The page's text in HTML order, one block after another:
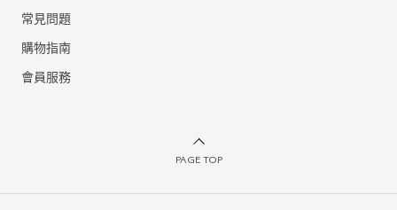
常見問題
購物指南
會員服務
PAGE TOP